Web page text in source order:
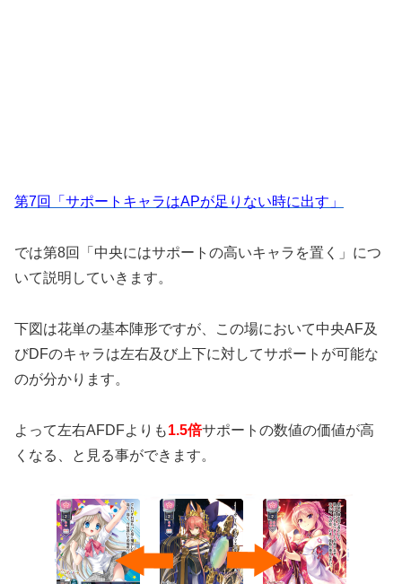
第7回「サポートキャラはAPが足りない時に出す」
では第8回「中央にはサポートの高いキャラを置く」につ
いて説明していきます。
下図は花単の基本陣形ですが、この場において中央AF及
びDFのキャラは左右及び上下に対してサポートが可能な
のが分かります。
よって左右AFDFよりも1.5倍サポートの数値の価値が高
くなる、と見る事ができます。